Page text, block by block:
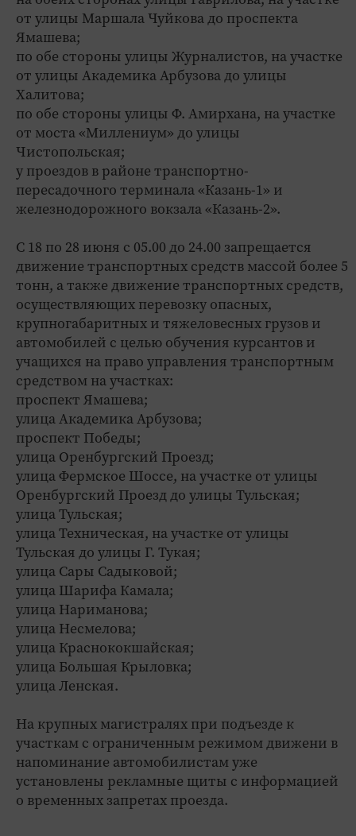
от улицы Маршала Чуйкова до проспекта
Ямашева;
по обе стороны улицы Журналистов, на участке
от улицы Академика Арбузова до улицы
Халитова;
по обе стороны улицы Ф. Амирхана, на участке
от моста «Миллениум» до улицы
Чистопольская;
у проездов в районе транспортно-
пересадочного терминала «Казань-1» и
железнодорожного вокзала «Казань-2».
С 18 по 28 июня с 05.00 до 24.00 запрещается
движение транспортных средств массой более 5
тонн, а также движение транспортных средств,
осуществляющих перевозку опасных,
крупногабаритных и тяжеловесных грузов и
автомобилей с целью обучения курсантов и
учащихся на право управления транспортным
средством на участках:
проспект Ямашева;
улица Академика Арбузова;
проспект Победы;
улица Оренбургский Проезд;
улица Фермское Шоссе, на участке от улицы
Оренбургский Проезд до улицы Тульская;
улица Тульская;
улица Техническая, на участке от улицы
Тульская до улицы Г. Тукая;
улица Сары Садыковой;
улица Шарифа Камала;
улица Нариманова;
улица Несмелова;
улица Краснококшайская;
улица Большая Крыловка;
улица Ленская.
На крупных магистралях при подъезде к
участкам с ограниченным режимом движени в
напоминание автомобилистам уже
установлены рекламные щиты с информацией
о временных запретах проезда.